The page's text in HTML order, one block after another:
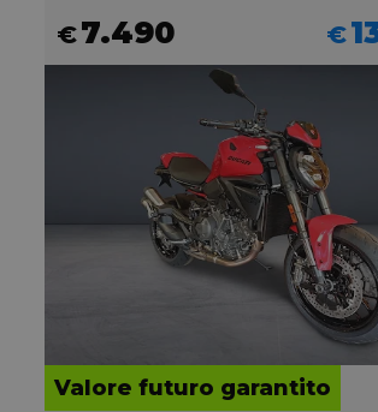
€7.490 €
Valore futuro garantito